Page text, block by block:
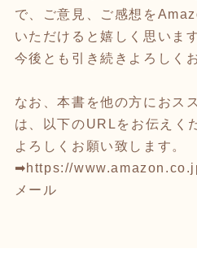
で、ご意見、ご感想を
いただけると嬉しく思います
今後とも引き続きよろしく
なお、本書を他の方におス
は、以下のURLをお伝えく
よろしくお願い致します。
➡https://
メール